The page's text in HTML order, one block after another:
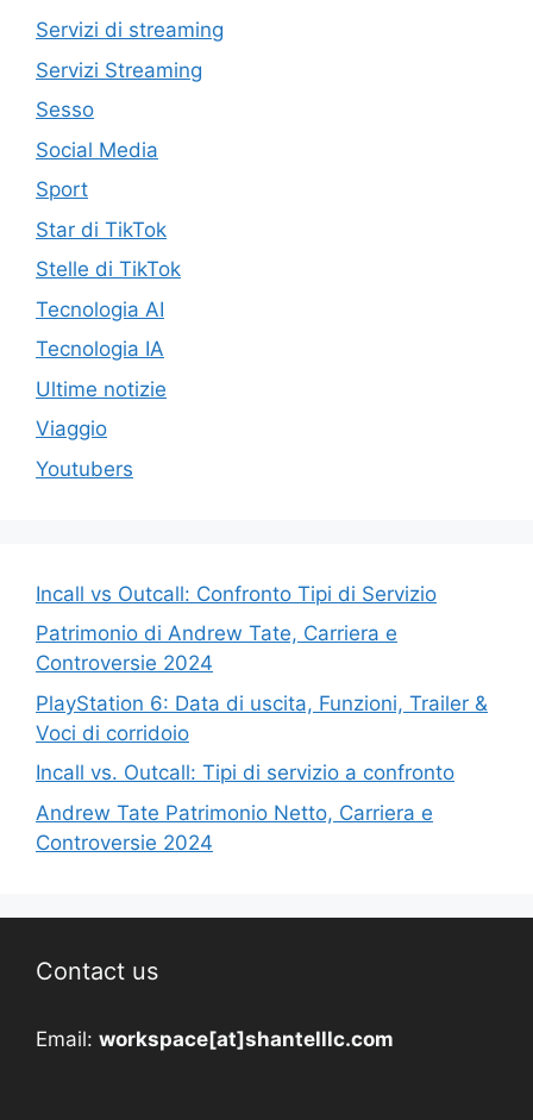
Servizi di streaming
Servizi Streaming
Sesso
Social Media
Sport
Star di TikTok
Stelle di TikTok
Tecnologia AI
Tecnologia IA
Ultime notizie
Viaggio
Youtubers
Incall vs Outcall: Confronto Tipi di Servizio
Patrimonio di Andrew Tate, Carriera e
Controversie 2024
PlayStation 6: Data di uscita, Funzioni, Trailer &
Voci di corridoio
Incall vs. Outcall: Tipi di servizio a confronto
Andrew Tate Patrimonio Netto, Carriera e
Controversie 2024
Contact us
Email: workspace[at]shantelllc.com